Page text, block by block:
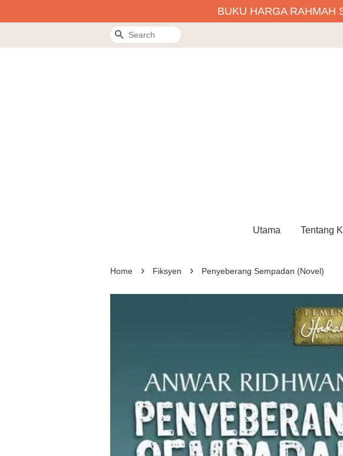
BUKU HARGA RAHMAH
Search
Utama Tentang
Home › Fiksyen › Penyeberang Sempadan (Novel)